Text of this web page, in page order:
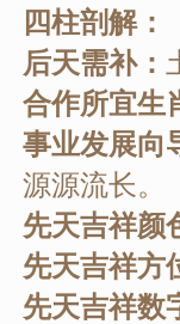
四柱剖解
后天需补：
合作所宜生
事业发展向
源源流长。
先天吉祥颜
先天吉祥方
先天吉祥数